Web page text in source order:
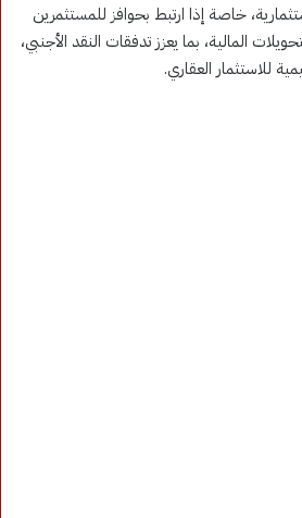
خاصة إذا ارتبط بحوافز للمستثمرين
المالية، بما يعزز تدفقات النقد الأجنبي،
للاستثمار العقاري.